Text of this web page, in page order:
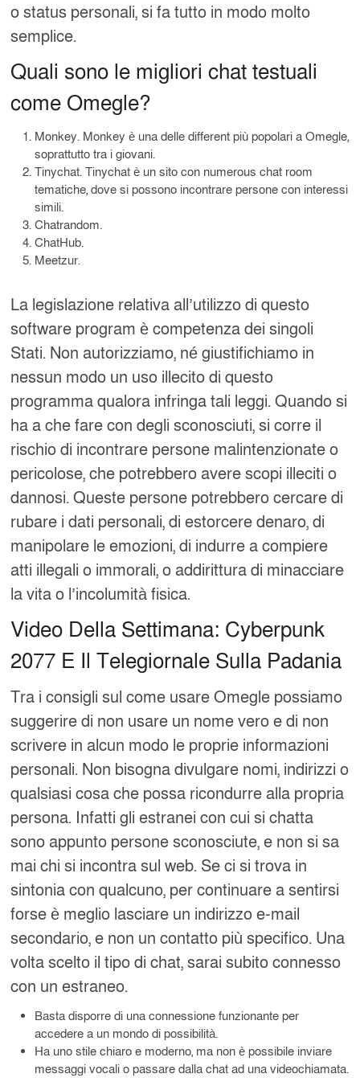
o status personali, si fa tutto in modo molto
semplice.
Quali sono le migliori chat testuali
come Omegle?
Monkey. Monkey è una delle different più popolari a Omegle,
soprattutto tra i giovani.
Tinychat. Tinychat è un sito con numerous chat room
tematiche, dove si possono incontrare persone con interessi
simili.
Chatrandom.
ChatHub.
Meetzur.
La legislazione relativa all’utilizzo di questo
software program è competenza dei singoli
Stati. Non autorizziamo, né giustifichiamo in
nessun modo un uso illecito di questo
programma qualora infringa tali leggi. Quando si
ha a che fare con degli sconosciuti, si corre il
rischio di incontrare persone malintenzionate o
pericolose, che potrebbero avere scopi illeciti o
dannosi. Queste persone potrebbero cercare di
rubare i dati personali, di estorcere denaro, di
manipolare le emozioni, di indurre a compiere
atti illegali o immorali, o addirittura di minacciare
la vita o l’incolumità fisica.
Video Della Settimana: Cyberpunk
2077 E Il Telegiornale Sulla Padania
Tra i consigli sul come usare Omegle possiamo
suggerire di non usare un nome vero e di non
scrivere in alcun modo le proprie informazioni
personali. Non bisogna divulgare nomi, indirizzi o
qualsiasi cosa che possa ricondurre alla propria
persona. Infatti gli estranei con cui si chatta
sono appunto persone sconosciute, e non si sa
mai chi si incontra sul web. Se ci si trova in
sintonia con qualcuno, per continuare a sentirsi
forse è meglio lasciare un indirizzo e-mail
secondario, e non un contatto più specifico. Una
volta scelto il tipo di chat, sarai subito connesso
con un estraneo.
Basta disporre di una connessione funzionante per
accedere a un mondo di possibilità.
Ha uno stile chiaro e moderno, ma non è possibile inviare
messaggi vocali o passare dalla chat ad una videochiamata.